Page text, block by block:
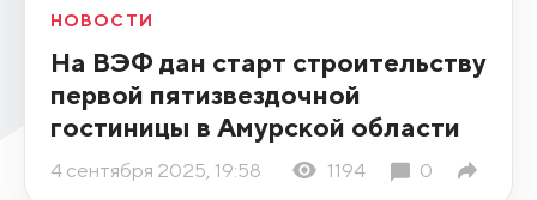
НОВОСТИ
На ВЭФ дан старт строительству
первой пятизвездочной
гостиницы в Амурской области
4 сентября 2025, 19:58 1194 0